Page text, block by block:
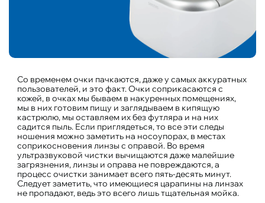
Со временем очки пачкаются, даже у самых аккуратных
пользователей, и это факт. Очки соприкасаются с
кожей, в очках мы бываем в накуренных помещениях,
мы в них готовим пищу и заглядываем в кипящую
кастрюлю, мы оставляем их без футляра и на них
садится пыль. Если приглядеться, то все эти следы
ношения можно заметить на носоупорах, в местах
соприкосновения линзы с оправой. Во время
ультразвуковой чистки вычищаются даже малейшие
загрязнения, линзы и оправа не повреждаются, а
процесс очистки занимает всего пять-десять минут.
Следует заметить, что имеющиеся царапины на линзах
не пропадают, ведь это всего лишь тщательная мойка.